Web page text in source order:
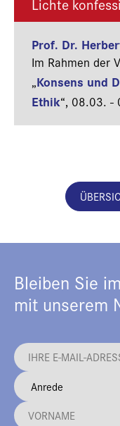
Lichte
Prof. Dr.
Im Rahmen der
„Konsens und
Ethik“, 08.03. -
Bleiben Sie
mit unserem